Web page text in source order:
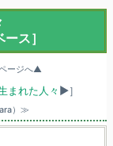
ス］
ージへ▲
まれた人々 ▶］
）≫